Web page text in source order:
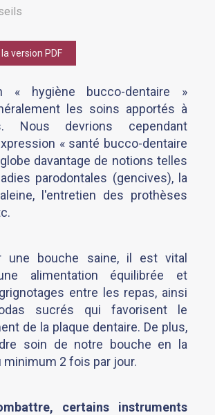
version PDF
« hygiène bucco-dentaire »
les soins apportés à
Nous devrions cependant
« santé bucco-dentaire
davantage de notions telles
parodontales (gencives), la
l'entretien des prothèses
une bouche saine, il est vital
alimentation équilibrée et
entre les repas, ainsi
sucrés qui favorisent le
de la plaque dentaire. De plus,
soin de notre bouche en la
minimum 2 fois par jour.
certains instruments